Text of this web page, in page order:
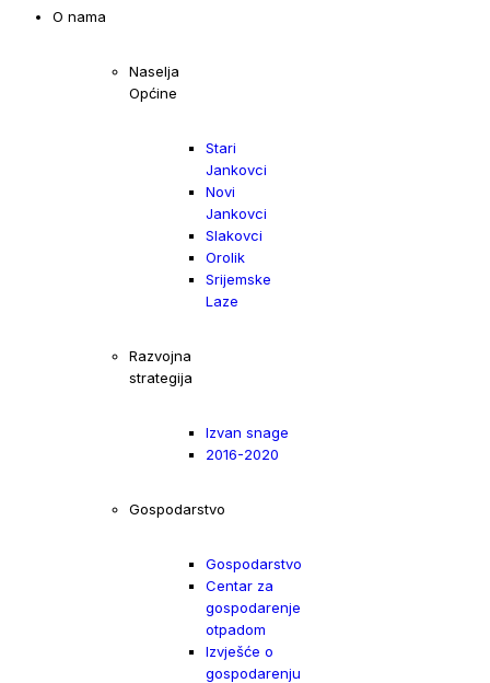
O nama
Naselja
Općine
Stari
Jankovci
Novi
Jankovci
Slakovci
Orolik
Srijemske
Laze
Razvojna
strategija
Izvan snage
2016-2020
Gospodarstvo
Gospodarstvo
Centar za
gospodarenje
otpadom
Izvješće o
gospodarenju